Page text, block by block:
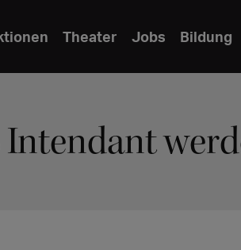
Theater Jobs Bildung
Intendant